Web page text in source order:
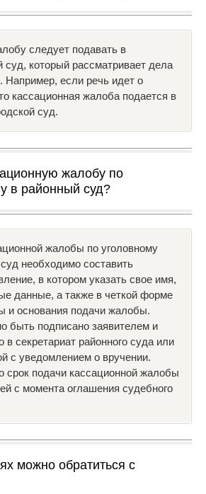
следует подавать в
суд, который рассматривает дела
Например, если речь идет о
кассационная жалоба подается в
суд.
жалобу по
в районный суд?
жалобы по уголовному
необходимо составить
в котором указать свое имя,
данные, а также в четкой форме
и основания подачи жалобы.
быть подписано заявителем и
в секретариат районного суда или
с уведомлением о вручении.
срок подачи кассационной жалобы
с момента оглашения судебного
можно обратиться с